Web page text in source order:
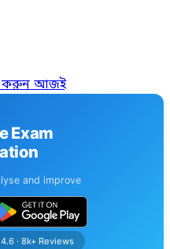
করুন আজই
Exam
and improve
4.6 · 8k+ Reviews